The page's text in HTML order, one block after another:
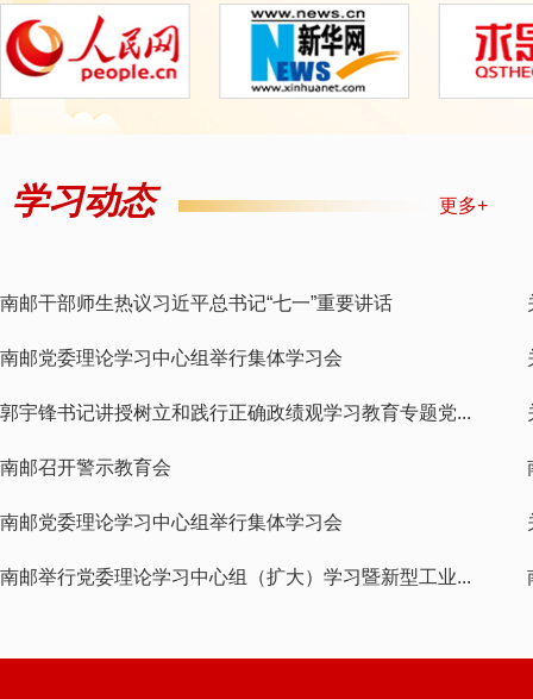
学习动态 更多+
南邮干部师生热议习近平总书记“七一”重要讲话
南邮党委理论学习中心组举行集体学习会
郭宇锋书记讲授树立和践行正确政绩观学习教育专题党...
南邮召开警示教育会
南邮党委理论学习中心组举行集体学习会
南邮举行党委理论学习中心组（扩大）学习暨新型工业...